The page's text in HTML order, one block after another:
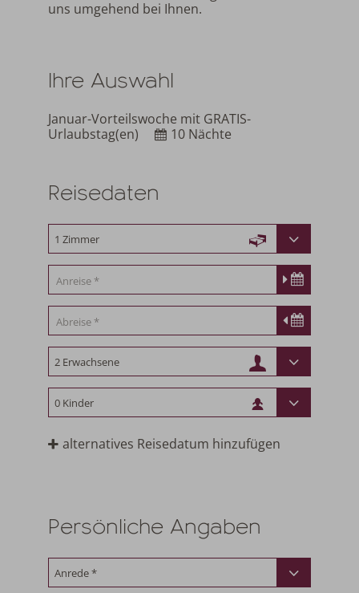
uns umgehend bei Ihnen.
Ihre Auswahl
Januar-Vorteilswoche mit GRATIS-
Urlaubstag(en)
10 Nächte
Reisedaten
alternatives Reisedatum hinzufügen
Persönliche Angaben